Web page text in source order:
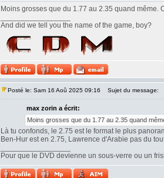
Moins grosses que du 1.77 au 2.35 quand même.
And did we tell you the name of the game, boy?
Posté le: Sam 16 Aoû 2025 09:16 Sujet du message:
max zorin a écrit:
Moins grosses que du 1.77 au 2.35 quand
Là tu confonds, le 2.75 est le format le plus
Ben-Hur est en 2.75, Lawrence d'Arabie pas du
Pour que le DVD devienne un sous-verre ou un